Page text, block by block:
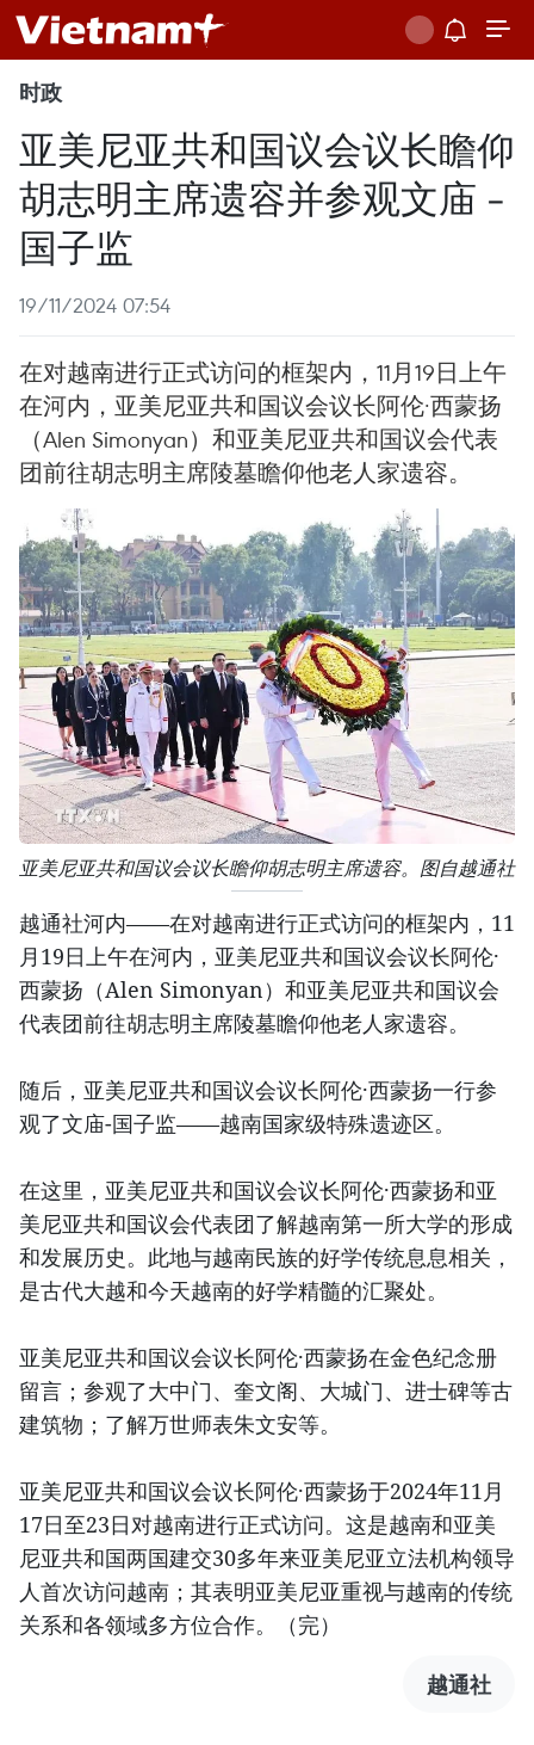
时政
亚美尼亚共和国议会议长瞻仰
胡志明主席遗容并参观文庙 -
国子监
19/11/2024 07:54
在对越南进行正式访问的框架内，11月19日上午
在河内，亚美尼亚共和国议会议长阿伦·西蒙扬
（Alen Simonyan）和亚美尼亚共和国议会代表
团前往胡志明主席陵墓瞻仰他老人家遗容。
亚美尼亚共和国议会议长瞻仰胡志明主席遗容。图自越通社
越通社河内——在对越南进行正式访问的框架内，11
月19日上午在河内，亚美尼亚共和国议会议长阿伦·
西蒙扬（Alen Simonyan）和亚美尼亚共和国议会
代表团前往胡志明主席陵墓瞻仰他老人家遗容。
随后，亚美尼亚共和国议会议长阿伦·西蒙扬一行参
观了文庙-国子监——越南国家级特殊遗迹区。
在这里，亚美尼亚共和国议会议长阿伦·西蒙扬和亚
美尼亚共和国议会代表团了解越南第一所大学的形成
和发展历史。此地与越南民族的好学传统息息相关，
是古代大越和今天越南的好学精髓的汇聚处。
亚美尼亚共和国议会议长阿伦·西蒙扬在金色纪念册
留言；参观了大中门、奎文阁、大城门、进士碑等古
建筑物；了解万世师表朱文安等。
亚美尼亚共和国议会议长阿伦·西蒙扬于2024年11月
17日至23日对越南进行正式访问。这是越南和亚美
尼亚共和国两国建交30多年来亚美尼亚立法机构领导
人首次访问越南；其表明亚美尼亚重视与越南的传统
关系和各领域多方位合作。（完）
越通社